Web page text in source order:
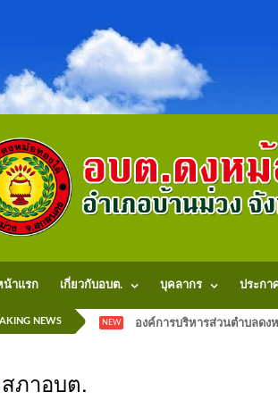
น้าแรก เกี่ยวกับอบต. บุคลากร ประกา
NEWS NEW องค์การบริหารส่วนตำบลดง
สภาอบต.